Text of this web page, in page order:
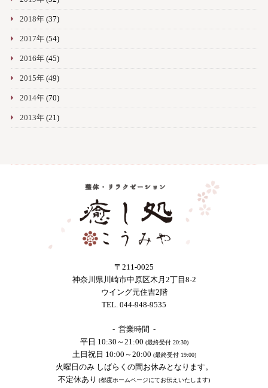
2018年(37)
2017年(54)
2016年(45)
2015年(49)
2014年(70)
2013年(21)
〒211-0025
神奈川県川崎市中原区木月2丁目8-2
ウイング元住吉2階
TEL. 044-948-9535
- 営業時間 -
平日 10:30～21:00 (最終受付 20:30)
土日祝日 10:00～20:00 (最終受付 19:00)
火曜日のみ しばらくの間お休みとなります。
不定休あり (都度ホームページにてお伝えいたします)